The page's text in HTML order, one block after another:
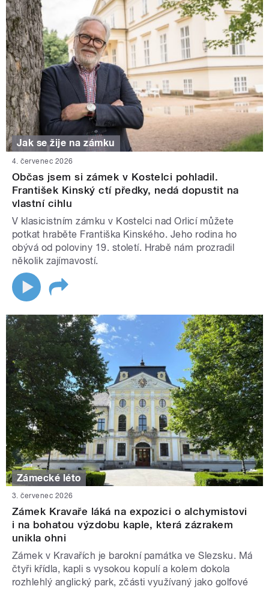
Jak se žije na zámku
4. červenec 2026
Občas jsem si zámek v Kostelci pohladil.
František Kinský ctí předky, nedá dopustit na
vlastní cihlu
V klasicistním zámku v Kostelci nad Orlicí můžete
potkat hraběte Františka Kinského. Jeho rodina ho
obývá od poloviny 19. století. Hrabě nám prozradil
několik zajímavostí.
Zámecké léto
3. červenec 2026
Zámek Kravaře láká na expozici o alchymistovi
i na bohatou výzdobu kaple, která zázrakem
unikla ohni
Zámek v Kravařích je barokní památka ve Slezsku. Má
čtyři křídla, kapli s vysokou kopulí a kolem dokola
rozhlehlý anglický park, zčásti využívaný jako golfové